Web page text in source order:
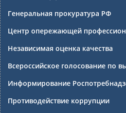
Генеральная прокуратура РФ
Центр опережающей
Независимая оценка качества
Всероссийское голосование по
Информирование
Противодействие коррупции